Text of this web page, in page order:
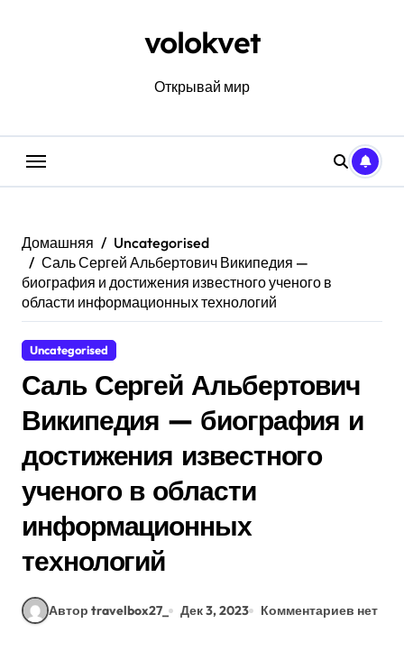
volokvet
Открывай мир
Домашняя
Uncategorised
Саль Сергей Альбертович Википедия —
биография и достижения известного ученого в
области информационных технологий
Uncategorised
Саль Сергей Альбертович
Википедия — биография и
достижения известного
ученого в области
информационных
технологий
Автор travelbox27_ Дек 3, 2023 Комментариев нет